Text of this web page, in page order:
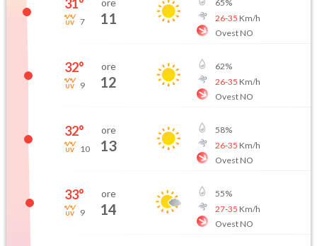
31°
7 11
65%
26-35 Km/h
Ovest NO
32°
9
ore
12
62%
26-35 Km/h
Ovest NO
32°
10
ore
13
58%
26-35 Km/h
Ovest NO
33°
9
ore
14
55%
27-35 Km/h
Ovest NO